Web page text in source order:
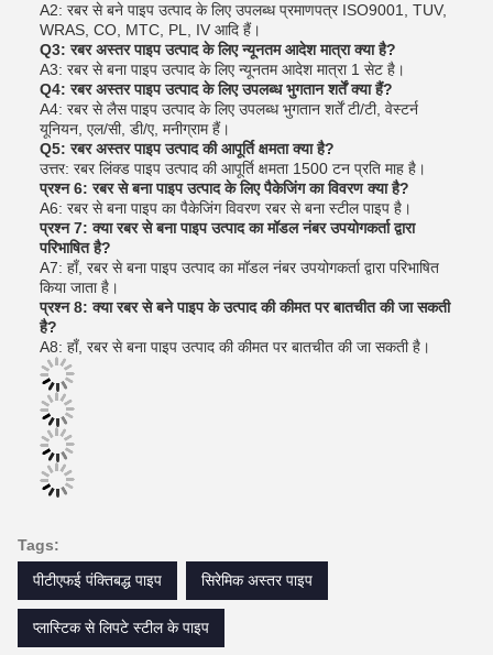
A2: रबर से बने पाइप उत्पाद के लिए उपलब्ध प्रमाणपत्र ISO9001, TUV,
WRAS, CO, MTC, PL, IV आदि हैं।
Q3: रबर अस्तर पाइप उत्पाद के लिए न्यूनतम आदेश मात्रा क्या है?
A3: रबर से बना पाइप उत्पाद के लिए न्यूनतम आदेश मात्रा 1 सेट है।
Q4: रबर अस्तर पाइप उत्पाद के लिए उपलब्ध भुगतान शर्तें क्या हैं?
A4: रबर से लैस पाइप उत्पाद के लिए उपलब्ध भुगतान शर्तें टी/टी, वेस्टर्न
यूनियन, एल/सी, डी/ए, मनीग्राम हैं।
Q5: रबर अस्तर पाइप उत्पाद की आपूर्ति क्षमता क्या है?
उत्तर: रबर लिंक्ड पाइप उत्पाद की आपूर्ति क्षमता 1500 टन प्रति माह है।
प्रश्न 6: रबर से बना पाइप उत्पाद के लिए पैकेजिंग का विवरण क्या है?
A6: रबर से बना पाइप का पैकेजिंग विवरण रबर से बना स्टील पाइप है।
प्रश्न 7: क्या रबर से बना पाइप उत्पाद का मॉडल नंबर उपयोगकर्ता द्वारा
परिभाषित है?
A7: हाँ, रबर से बना पाइप उत्पाद का मॉडल नंबर उपयोगकर्ता द्वारा परिभाषित
किया जाता है।
प्रश्न 8: क्या रबर से बने पाइप के उत्पाद की कीमत पर बातचीत की जा सकती
है?
A8: हाँ, रबर से बना पाइप उत्पाद की कीमत पर बातचीत की जा सकती है।
Tags:
पीटीएफई पंक्तिबद्ध पाइप
सिरेमिक अस्तर पाइप
प्लास्टिक से लिपटे स्टील के पाइप